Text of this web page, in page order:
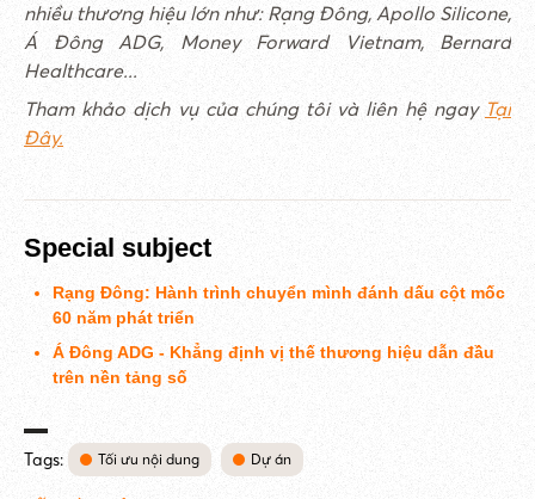
nhiều thương hiệu lớn như: Rạng Đông, Apollo Silicone,
Á Đông ADG, Money Forward Vietnam, Bernard
Healthcare...
Tham khảo dịch vụ của chúng tôi và liên hệ ngay Tại
Đây.
Special subject
Rạng Đông: Hành trình chuyển mình đánh dấu cột mốc
60 năm phát triển
Á Đông ADG - Khẳng định vị thế thương hiệu dẫn đầu
trên nền tảng số
Tags: Tối ưu nội dung Dự án